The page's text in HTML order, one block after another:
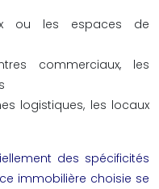
ou les espaces de
commerciaux, les
logistiques, les locaux
des spécificités
immobilière choisie se